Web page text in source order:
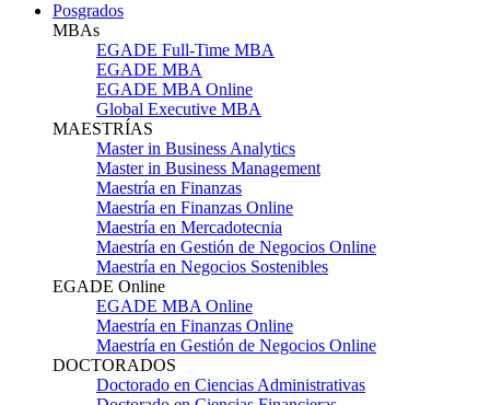
Posgrados
MBAs
EGADE Full-Time MBA
EGADE MBA
EGADE MBA Online
Global Executive MBA
MAESTRÍAS
Master in Business Analytics
Master in Business Management
Maestría en Finanzas
Maestría en Finanzas Online
Maestría en Mercadotecnia
Maestría en Gestión de Negocios Online
Maestría en Negocios Sostenibles
EGADE Online
EGADE MBA Online
Maestría en Finanzas Online
Maestría en Gestión de Negocios Online
DOCTORADOS
Doctorado en Ciencias Administrativas